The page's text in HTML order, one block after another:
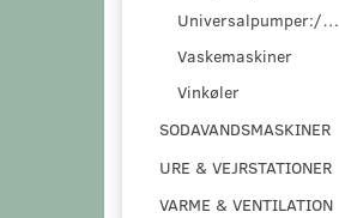
Universalpumper:/pumpesæt
Vaskemaskiner
Vinkøler
SODAVANDSMASKINER
URE & VEJRSTATIONER
VARME & VENTILATION